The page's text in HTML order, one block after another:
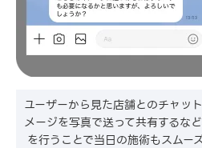
ユーザーから見た店舗とのチャッ
メージを写真で送って共有するな
を行うことで当日の施術もスム